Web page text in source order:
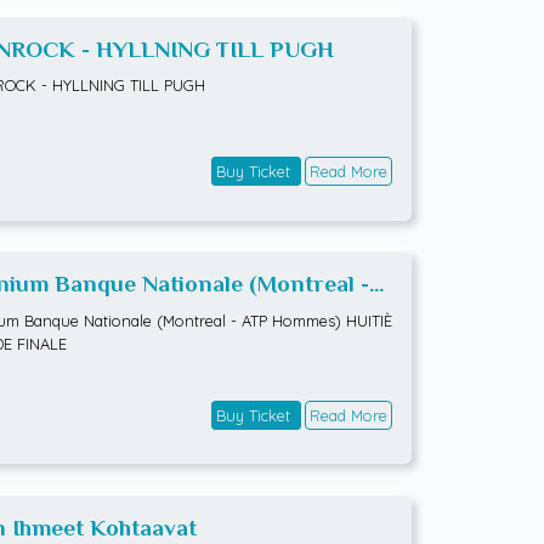
- HYLLNING TILL PUGH
- HYLLNING TILL PUGH
Buy Ticket Read More
Banque Nationale (Montreal -
Hommes) HUITIÈMES DE FINALE
Banque Nationale (Montreal - ATP Hommes) HUITIÈ
FINALE
Buy Ticket Read More
Ihmeet Kohtaavat